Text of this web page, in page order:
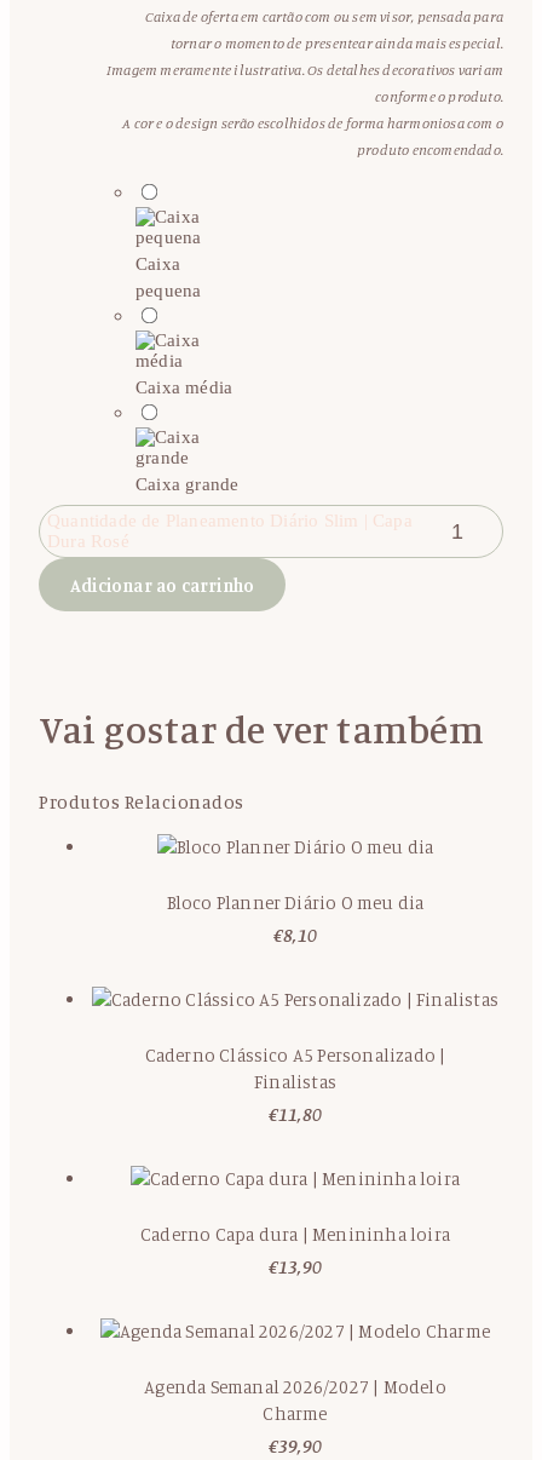
Caixa de oferta em cartão com ou sem visor, pensada para
tornar o momento de presentear ainda mais especial.
Imagem meramente ilustrativa. Os detalhes decorativos variam
conforme o produto.
A cor e o design serão escolhidos de forma harmoniosa com o
produto encomendado.
Caixa
pequena
Caixa média
Caixa grande
Quantidade de Planeamento Diário Slim | Capa
Dura Rosé
Adicionar ao carrinho
Vai gostar de ver também
Produtos Relacionados
Bloco Planner Diário O meu dia
€8,10
Caderno Clássico A5 Personalizado |
Finalistas
€11,80
Caderno Capa dura | Menininha loira
€13,90
Agenda Semanal 2026/2027 | Modelo
Charme
€39,90